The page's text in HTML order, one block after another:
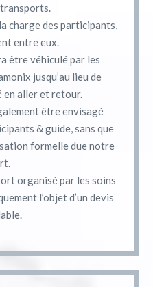
charge des participants,
entre eux.
être véhiculé par les
jusqu’au lieu de
en aller et retour.
être envisagé
& guide, sans que
formelle due notre
organisé par les soins
l’objet d’un devis